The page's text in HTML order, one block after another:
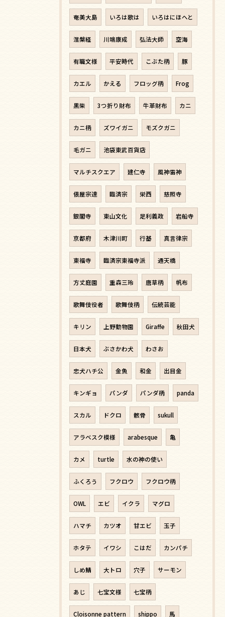
奄美大島 いろは歌は いろはにほへと
涅槃経 川端康成 弘法大師 空海
有職文様 平安時代 こぶた柄 豚
カエル かえる フロッグ柄 Frog
黒柴 3つ折り財布 牛革財布 カニ
カニ柄 ズワイガニ モズクガニ
毛ガニ 池袋東武百貨店
マルチスクエア 建仁寺 風神雷神
俵屋宗達 臨済宗 栄西 慈照寺
銀閣寺 東山文化 足利義政 岩船寺
京都府 木津川町 行基 真言律宗
東福寺 臨済宗東福寺派 通天橋
方丈庭園 重森三玲 唐草柄 帆布
歌舞伎役者 歌舞伎柄 伝統芸能
キリン 上野動物園 Giraffe 秋田犬
日本犬 ぶさかわ犬 わさお
忠犬ハチ公 金魚 和金 出目金
キンギョ パンダ パンダ柄 panda
スカル ドクロ 骸骨 sukull
アラベスク模様 arabesque 亀
カメ turtle 水の神の使い
ふくろう フクロウ フクロウ柄
OWL エビ イクラ マグロ
ハマチ カツオ 甘エビ 玉子
ホタテ イワシ こはだ カンパチ
しめ鯖 大トロ 穴子 サーモン
あじ 七宝文様 七宝柄
Cloisonne pattern shippo 馬